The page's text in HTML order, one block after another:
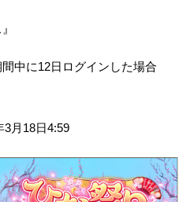
中に12日ログインした場合
月18日4:59